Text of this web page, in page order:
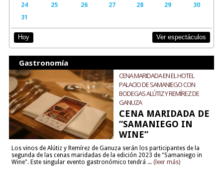
24
25 26 27 28 29
30
31
Hoy Ver espectáculos
Gastronomía
CENA MARIDADA EN EL HOTEL
PALACIO DE SAMANIEGO CON
BODEGAS ALÚTIZ Y REMÍREZ DE
GANUZA
CENA MARIDADA DE
“SAMANIEGO IN
WINE”
Los vinos de Alútiz y Remírez de Ganuza serán los participantes de la
segunda de las cenas maridadas de la edición 2023 de "Samaniego in
Wine". Este singular evento gastronómico tendrá ... (leer más)